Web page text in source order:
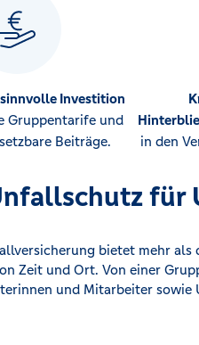
Investition
Gruppentarife und
Beiträge.
in den
für
bietet mehr als
Zeit und Ort. Von einer
und Mitarbeiter sowie